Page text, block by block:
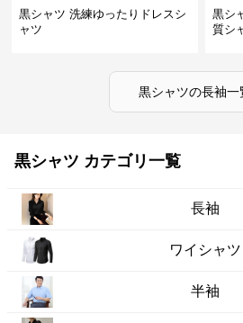
黒シャツ 洗練ゆったりドレスシ
ャツ
黒シ
質シ
黒シャツの長袖一
黒シャツ カテゴリ一覧
長袖
ワイシャツ
半袖